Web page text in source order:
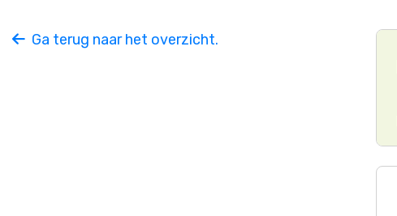
Ga terug naar het overzicht.